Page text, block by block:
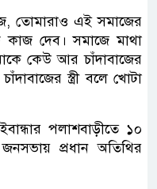
তোমারাও এই সমাজের
কাজ দেব। সমাজে মাথা
কেউ আর চাঁদাবাজের
স্ত্রী বলে খোটা
পলাশবাড়ীতে ১০
প্রধান অতিথির